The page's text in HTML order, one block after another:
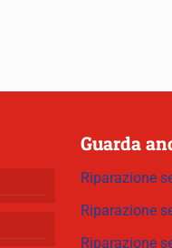
Guarda
Riparazione
Riparazione
Riparazione